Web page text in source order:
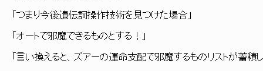
「つまり今後遺伝詞操作技術を見つけた場合」
「オートで邪魔できるものとする！」
「言い換えると、ズアーの運命支配で邪魔するものリストが蓄積